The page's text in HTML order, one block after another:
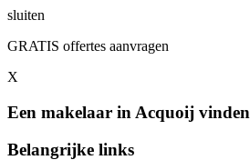
sluiten
GRATIS offertes aanvragen
X
Een makelaar in Acquoij vinden
Belangrijke links